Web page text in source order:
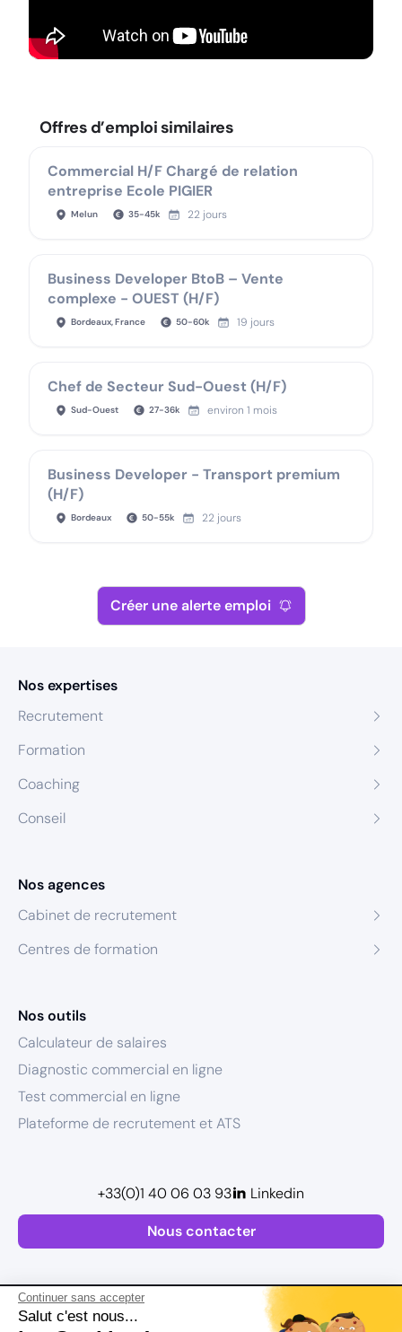
Continuer sans accepter
Salut c'est nous...
Offres d’emploi similaires
Commercial H/F Chargé de relation
entreprise Ecole PIGIER
Melun 35-45k 22 jours
Business Developer BtoB – Vente
complexe - OUEST (H/F)
Bordeaux, France 50-60k 19 jours
Chef de Secteur Sud-Ouest (H/F)
Sud-Ouest 27-36k environ 1 mois
Business Developer - Transport premium
(H/F)
Bordeaux 50-55k 22 jours
Créer une alerte emploi
Nos expertises
Recrutement
Formation
Coaching
Conseil
Nos agences
Cabinet de recrutement
Centres de formation
Nos outils
Calculateur de salaires
Diagnostic commercial en ligne
Test commercial en ligne
Plateforme de recrutement et ATS
Nous contacter
+33(0)1 40 06 03 93 Linkedin